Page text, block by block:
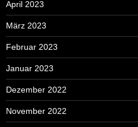
April 2023
März 2023
Februar 2023
Januar 2023
Dezember 2022
November 2022